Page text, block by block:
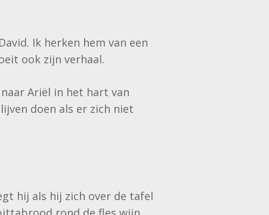
Ik herken hem van een
ook zijn verhaal.
Ariël in het hart van
doen als er zich niet
hij als hij zich over de tafel